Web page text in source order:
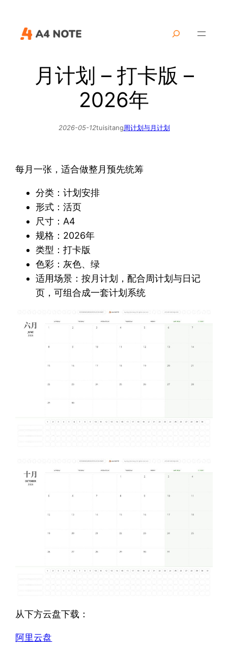
月计划 – 打卡版 –
2026年
2026-05-12tuisitang周计划与月计划
每月一张，适合做整月预先统筹
分类：计划安排
形式：活页
尺寸：A4
规格：2026年
类型：打卡版
色彩：灰色、绿
适用场景：按月计划，配合周计划与日记
页，可组合成一套计划系统
从下方云盘下载：
阿里云盘